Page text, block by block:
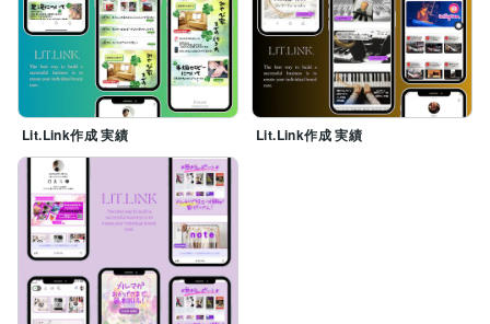
Lit.Link作成 実績 Lit.Link作成 実績